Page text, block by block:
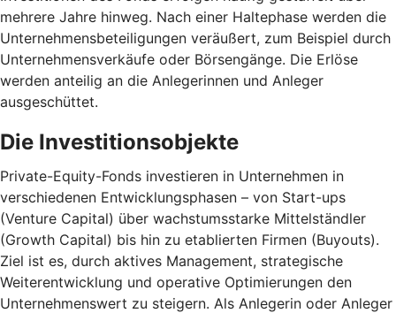
mehrere Jahre hinweg. Nach einer Haltephase werden die
Unternehmensbeteiligungen veräußert, zum Beispiel durch
Unternehmensverkäufe oder Börsengänge. Die Erlöse
werden anteilig an die Anlegerinnen und Anleger
ausgeschüttet.
Die Investitionsobjekte
Private-Equity-Fonds investieren in Unternehmen in
verschiedenen Entwicklungsphasen – von Start-ups
(Venture Capital) über wachstumsstarke Mittelständler
(Growth Capital) bis hin zu etablierten Firmen (Buyouts).
Ziel ist es, durch aktives Management, strategische
Weiterentwicklung und operative Optimierungen den
Unternehmenswert zu steigern. Als Anlegerin oder Anleger